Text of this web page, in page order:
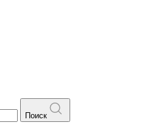
Поиск